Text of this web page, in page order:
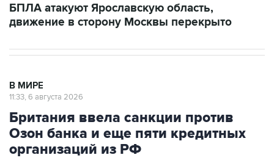
БПЛА атакуют Ярославскую область,
движение в сторону Москвы перекрыто
В МИРЕ
11:33, 6 августа 2026
Британия ввела санкции против
Озон банка и еще пяти кредитных
организаций из РФ